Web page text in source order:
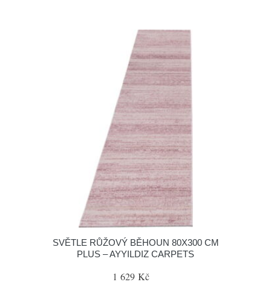
SVĚTLE RŮŽOVÝ BĚHOUN 80X300 CM
PLUS – AYYILDIZ CARPETS
1 629 Kč